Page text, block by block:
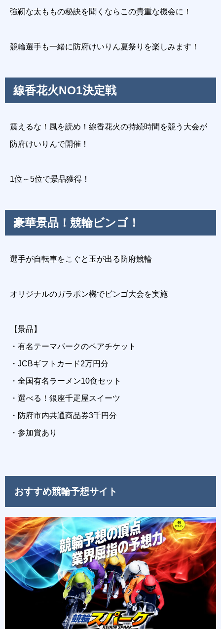
強靭な太ももの秘訣を聞くならこの貴重な機会に！
競輪選手も一緒に防府けいりん夏祭りを楽しみます！
線香花火NO1決定戦
震えるな！風を読め！線香花火の持続時間を競う大会が
防府けいりんで開催！
1位～5位で景品獲得！
豪華景品！競輪ビンゴ！
選手が自転車をこぐと玉が出る防府競輪
オリジナルのガラポン機でビンゴ大会を実施
【景品】
・有名テーマパークのペアチケット
・JCBギフトカード2万円分
・全国有名ラーメン10食セット
・選べる！銀座千疋屋スイーツ
・防府市内共通商品券3千円分
・参加賞あり
おすすめ競輪予想サイト